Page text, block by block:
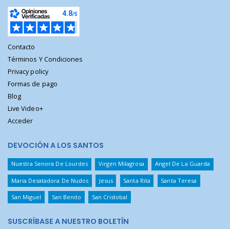
Contacto
Términos Y Condiciones
Privacy policy
Formas de pago
Blog
Live Video+
Acceder
DEVOCIÓN A LOS SANTOS
Nuestra Senora De Lourdes Virgen Milagrosa Angel De La Guarda
Maria Desatadora De Nudos Jesus Santa Rita Santa Teresa
San Miguel San Benito San Cristobal
SUSCRÍBASE A NUESTRO BOLETÍN